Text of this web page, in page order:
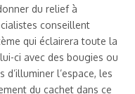
du relief à
conseillent
qui éclairera toute la
ci avec des bougies ou
d’illuminer l’espace, les
du cachet dans ce